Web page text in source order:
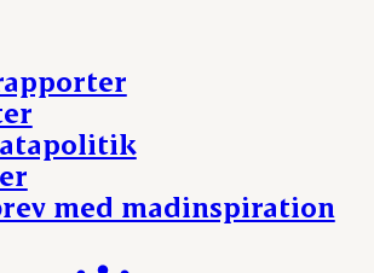
Gastronomi
med madinspiration